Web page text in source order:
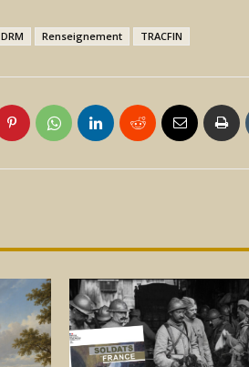
DRM Renseignement TRACFIN